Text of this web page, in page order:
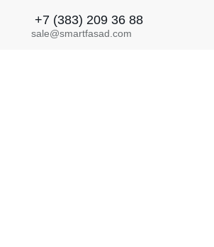
sale@smartfasad.com
+7 (383) 209 36 88